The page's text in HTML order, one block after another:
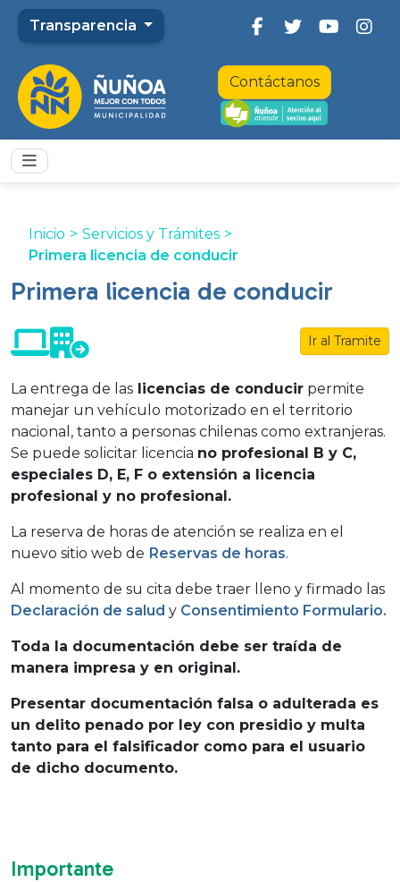
Transparencia
Contáctanos
Inicio > Servicios y Trámites >
Primera licencia de conducir
Primera licencia de conducir
Ir al Tramite
La entrega de las licencias de conducir permite
manejar un vehículo motorizado en el territorio
nacional, tanto a personas chilenas como extranjeras.
Se puede solicitar licencia no profesional B y C,
especiales D, E, F o extensión a licencia
profesional y no profesional.
La reserva de horas de atención se realiza en el
nuevo sitio web de Reservas de horas.
Al momento de su cita debe traer lleno y firmado las
Declaración de salud y Consentimiento Formulario.
Toda la documentación debe ser traída de
manera impresa y en original.
Presentar documentación falsa o adulterada es
un delito penado por ley con presidio y multa
tanto para el falsificador como para el usuario
de dicho documento.
Importante